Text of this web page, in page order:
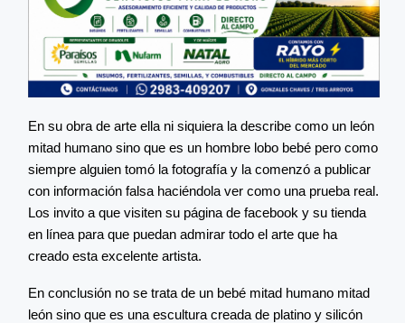
En su obra de arte ella ni siquiera la describe como un león
mitad humano sino que es un hombre lobo bebé pero como
siempre alguien tomó la fotografía y la comenzó a publicar
con información falsa haciéndola ver como una prueba real.
Los invito a que visiten su página de facebook y su tienda
en línea para que puedan admirar todo el arte que ha
creado esta excelente artista.
En conclusión no se trata de un bebé mitad humano mitad
león sino que es una escultura creada de platino y silicón